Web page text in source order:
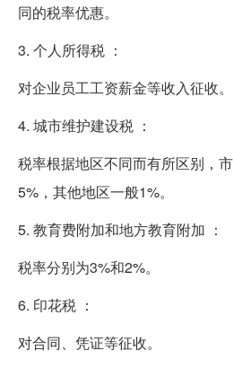
同的税率优惠。
3. 个人所得税 ：
对企业员工工资薪金等收入征收。
4. 城市维护建设税 ：
税率根据地区不同而有所区别，
5%，其他地区一般1%。
5. 教育费附加和地方教育附加 ：
税率分别为3%和2%。
6. 印花税 ：
对合同、凭证等征收。